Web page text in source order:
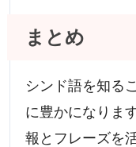
まとめ
シンド語を知る
に豊かになりま
報とフレーズを